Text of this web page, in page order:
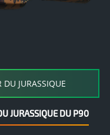
DU JURASSIQUE
JURASSIQUE DU P90